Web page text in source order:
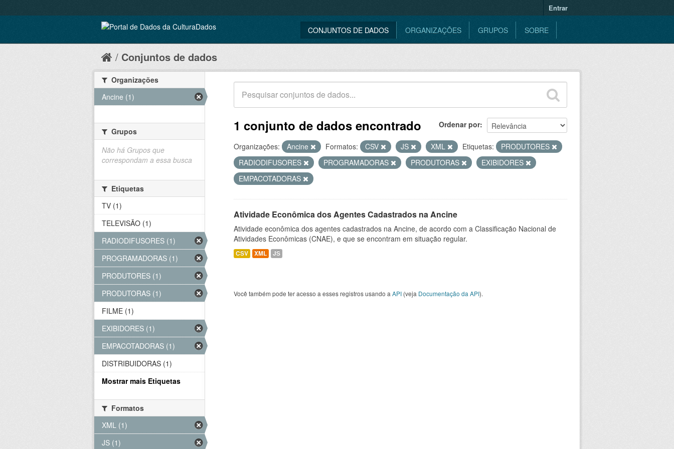
Entrar
CONJUNTOS DE DADOS ORGANIZAÇÕES GRUPOS SOBRE
Conjuntos de dados
Ordenar por
1 conjunto de dados encontrado
Organizações: Ancine Formatos: CSV JS XML Etiquetas:
PRODUTORES
RADIODIFUSORES
PROGRAMADORAS PRODUTORAS
EXIBIDORES
EMPACOTADORAS
Atividade Econômica dos Agentes Cadastrados na Ancine
Atividade econômica dos agentes cadastrados na Ancine, de acordo com a Classificação Nacional de
Atividades Econômicas (CNAE), e que se encontram em situação regular.
CSV XML JS
Você também pode ter acesso a esses registros usando a API (veja Documentação da API).
Organizações
Ancine (1)
Grupos
Não há Grupos que
correspondam a essa busca
Etiquetas
TV (1)
TELEVISÃO (1)
RADIODIFUSORES (1)
PROGRAMADORAS (1)
PRODUTORES (1)
PRODUTORAS (1)
FILME (1)
EXIBIDORES (1)
EMPACOTADORAS (1)
DISTRIBUIDORAS (1)
Mostrar mais Etiquetas
Formatos
XML (1)
JS (1)